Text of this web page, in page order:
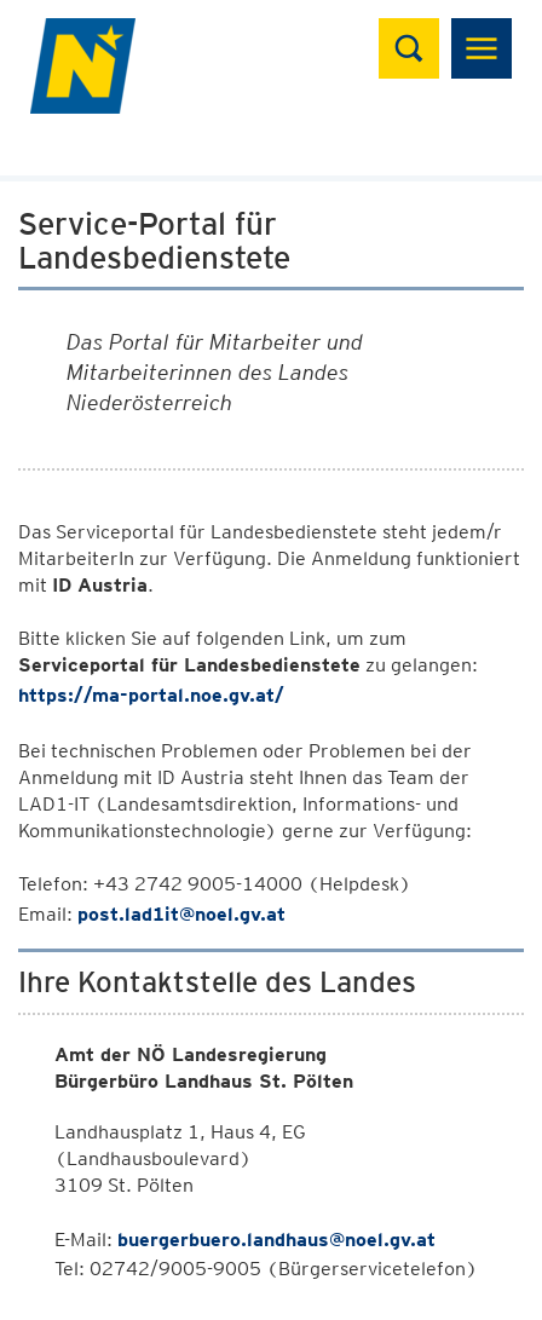
Suchen
Service-Portal für
Landesbedienstete
Das Portal für Mitarbeiter und
Mitarbeiterinnen des Landes
Niederösterreich
Das Serviceportal für Landesbedienstete steht jedem/r
MitarbeiterIn zur Verfügung. Die Anmeldung funktioniert
mit ID Austria.
Bitte klicken Sie auf folgenden Link, um zum
Serviceportal für Landesbedienstete zu gelangen:
https://ma-portal.noe.gv.at/
Bei technischen Problemen oder Problemen bei der
Anmeldung mit ID Austria steht Ihnen das Team der
LAD1-IT (Landesamtsdirektion, Informations- und
Kommunikationstechnologie) gerne zur Verfügung:
Telefon: +43 2742 9005-14000 (Helpdesk)
Email: post.lad1it@noel.gv.at
Ihre Kontaktstelle des Landes
Amt der NÖ Landesregierung
Bürgerbüro Landhaus St. Pölten
Landhausplatz 1, Haus 4, EG
(Landhausboulevard)
3109 St. Pölten
E-Mail: buergerbuero.landhaus@noel.gv.at
Tel: 02742/9005-9005 (Bürgerservicetelefon)